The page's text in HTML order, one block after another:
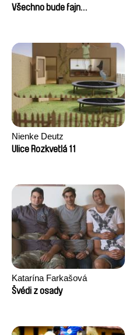
Všechno bude fajn…
Nienke Deutz
Ulice Rozkvetlá 11
Katarína Farkašová
Švédi z osady